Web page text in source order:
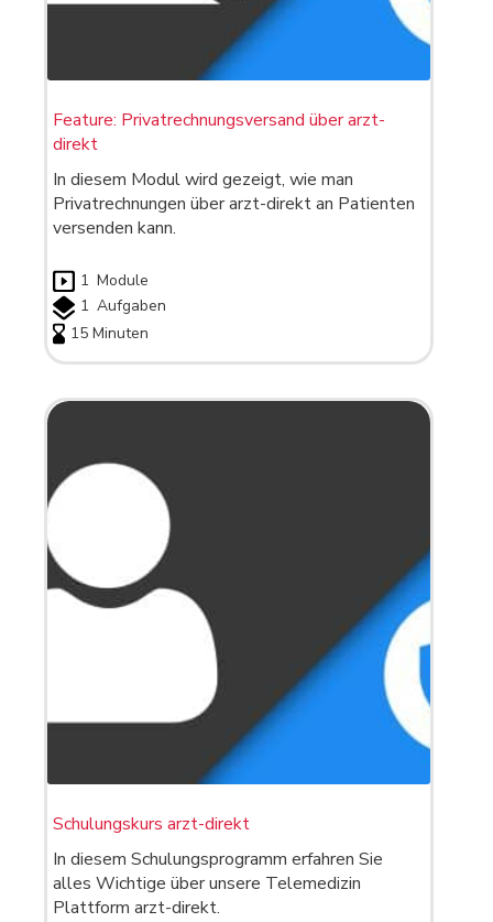
Feature: Privatrechnungsversand über arzt-
direkt
In diesem Modul wird gezeigt, wie man
Privatrechnungen über arzt-direkt an Patienten
versenden kann.
1 Module
1 Aufgaben
15 Minuten
Schulungskurs arzt-direkt
In diesem Schulungsprogramm erfahren Sie
alles Wichtige über unsere Telemedizin
Plattform arzt-direkt.